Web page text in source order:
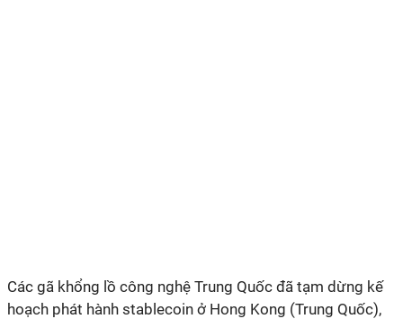
Các gã khổng lồ công nghệ Trung Quốc đã tạm dừng kế
hoạch phát hành stablecoin ở Hong Kong (Trung Quốc),